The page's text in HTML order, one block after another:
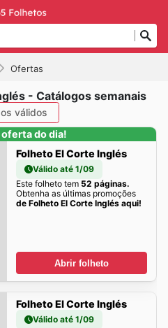
Ofertas
- Catálogos semanais
válidos
do dia!
Folheto El Corte Inglés
Válido até 1/09
Este folheto tem 52 páginas.
Obtenha as últimas promoções
de Folheto El Corte Inglés aqui!
Abrir folheto
Folheto El Corte Inglés
Válido até 1/09